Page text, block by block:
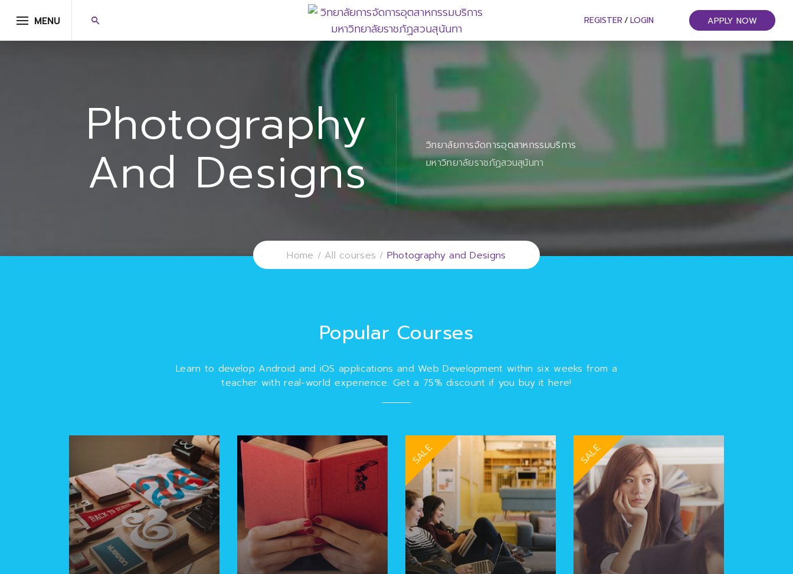
MENU REGISTER / LOGIN APPLY NOW
Photography
And Designs
วิทยาลัยการจัดการอุตสาหกรรมบริการ
มหาวิทยาลัยราชภัฏสวนสุนันทา
Home All courses Photography and Designs
Popular Courses
Learn to develop Android and iOS applications and Web Development within six weeks from a
teacher with real-world experience. Get a 75% discount if you buy it here!
SALE SALE